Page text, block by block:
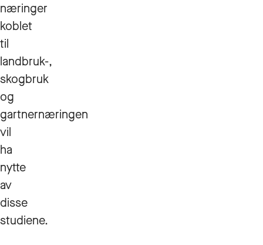
næringer
koblet
til
landbruk-,
skogbruk
og
gartnernæringen
vil
ha
nytte
av
disse
studiene.